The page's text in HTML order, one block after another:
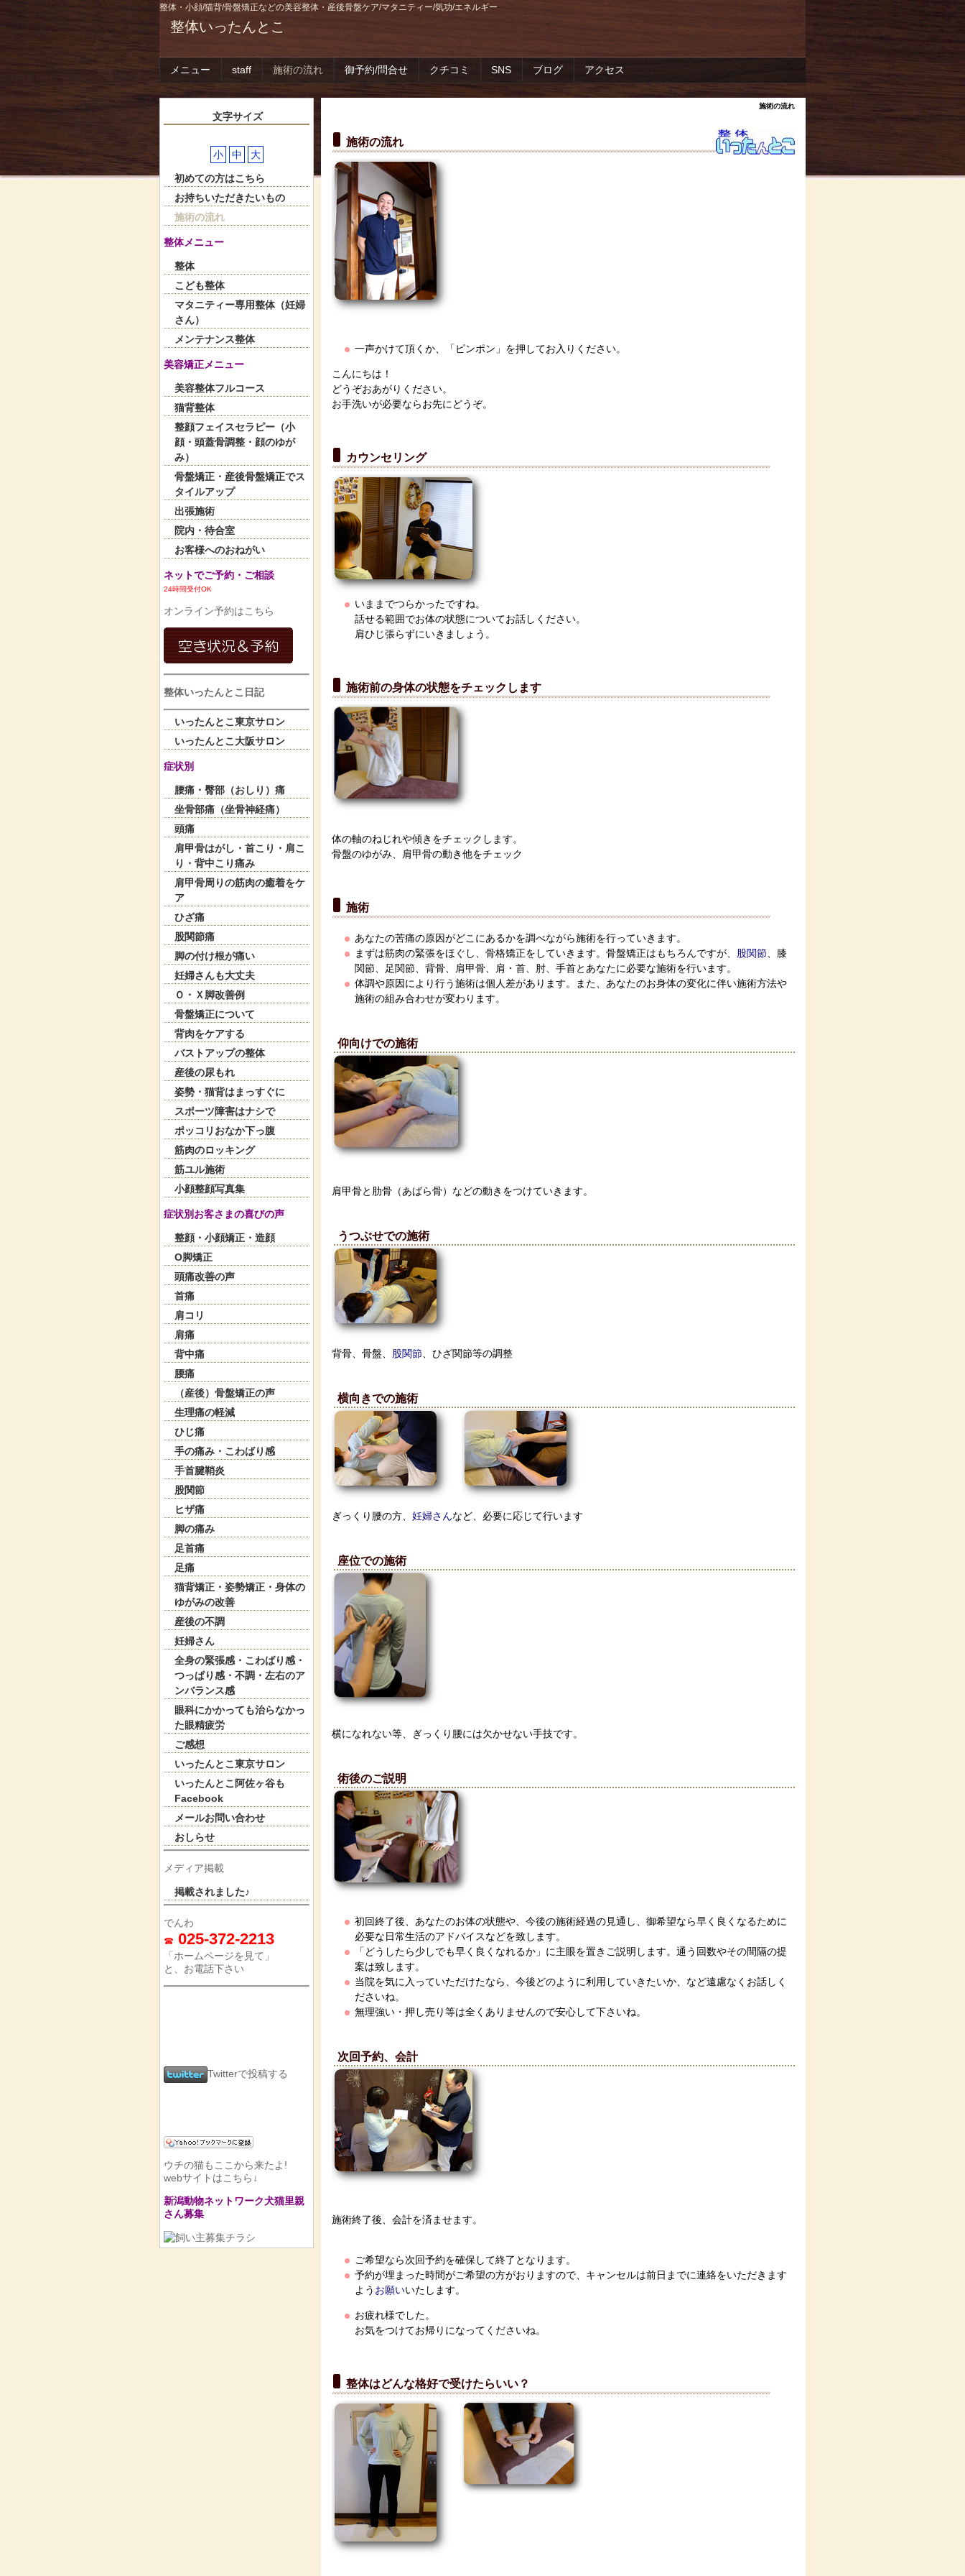
整体・小顔/猫背/骨盤矯正などの美容整体・産後骨盤ケア/マタニティー/気功/エネルギー
整体いったんとこ
メニュー staff 施術の流れ 御予約/問合せ クチコミ SNS ブログ アクセス
施術の流れ
施術の流れ
一声かけて頂くか、「ピンポン」を押してお入りください。
こんにちは！
どうぞおあがりください。
お手洗いが必要ならお先にどうぞ。
カウンセリング
いままでつらかったですね。
話せる範囲でお体の状態についてお話しください。
肩ひじ張らずにいきましょう。
施術前の身体の状態をチェックします
体の軸のねじれや傾きをチェックします。
骨盤のゆがみ、肩甲骨の動き他をチェック
施術
あなたの苦痛の原因がどこにあるかを調べながら施術を行っていきます。
まずは筋肉の緊張をほぐし、骨格矯正をしていきます。骨盤矯正はもちろんですが、 股関節 、膝
関節、足関節、背骨、肩甲骨、肩・首、肘、手首とあなたに必要な施術を行います。
体調や原因により行う施術は個人差があります。また、あなたのお身体の変化に伴い施術方法や
施術の組み合わせが変わります。
仰向けでの施術
肩甲骨と肋骨（あばら骨）などの動きをつけていきます。
うつぶせでの施術
背骨、骨盤、 股関節 、ひざ関節等の調整
横向きでの施術
ぎっくり腰の方、 妊婦さんなど、必要に応じて行います
座位での施術
横になれない等、ぎっくり腰には欠かせない手技です。
術後のご説明
初回終了後、あなたのお体の状態や、今後の施術経過の見通し、御希望なら早く良くなるために
必要な日常生活のアドバイスなどを致します。
「どうしたら少しでも早く良くなれるか」に主眼を置きご説明します。通う回数やその間隔の提
案は致します。
当院を気に入っていただけたなら、今後どのように利用していきたいか、など遠慮なくお話しく
ださいね。
無理強い・押し売り等は全くありませんので安心して下さいね。
次回予約、会計
施術終了後、会計を済ませます。
ご希望なら次回予約を確保して終了となります。
予約が埋まった時間がご希望の方がおりますので、キャンセルは前日までに連絡をいただきます
よう お願いいたします。
お疲れ様でした。
お気をつけてお帰りになってくださいね。
整体はどんな格好で受けたらいい？
文字サイズ
小 中 大
初めての方はこちら
お持ちいただきたいもの
施術の流れ
整体メニュー
整体
こども整体
マタニティー専用整体（妊婦
さん）
メンテナンス整体
美容矯正メニュー
美容整体フルコース
猫背整体
整顔フェイスセラピー（小
顔・頭蓋骨調整・顔のゆが
み）
骨盤矯正・産後骨盤矯正でス
タイルアップ
出張施術
院内・待合室
お客様へのおねがい
ネットでご予約・ご相談
24時間受付OK
オンライン予約はこちら
整体いったんとこ日記
いったんとこ東京サロン
いったんとこ大阪サロン
症状別
腰痛・臀部（おしり）痛
坐骨部痛（坐骨神経痛）
頭痛
肩甲骨はがし・首こり・肩こ
り・背中こり痛み
肩甲骨周りの筋肉の癒着をケ
ア
ひざ痛
股関節痛
脚の付け根が痛い
妊婦さんも大丈夫
Ｏ・Ｘ脚改善例
骨盤矯正について
背肉をケアする
バストアップの整体
産後の尿もれ
姿勢・猫背はまっすぐに
スポーツ障害はナシで
ポッコリおなか下っ腹
筋肉のロッキング
筋ユル施術
小顔整顔写真集
症状別お客さまの喜びの声
整顔・小顔矯正・造顔
O脚矯正
頭痛改善の声
首痛
肩コリ
肩痛
背中痛
腰痛
（産後）骨盤矯正の声
生理痛の軽減
ひじ痛
手の痛み・こわばり感
手首腱鞘炎
股関節
ヒザ痛
脚の痛み
足首痛
足痛
猫背矯正・姿勢矯正・身体の
ゆがみの改善
産後の不調
妊婦さん
全身の緊張感・こわばり感・
つっぱり感・不調・左右のア
ンバランス感
眼科にかかっても治らなかっ
た眼精疲労
ご感想
いったんとこ東京サロン
いったんとこ阿佐ヶ谷も
Facebook
メールお問い合わせ
おしらせ
メディア掲載
掲載されました♪
でんわ
☎ 025-372-2213
「ホームページを見て」
と、お電話下さい
Twitterで投稿する
ウチの猫もここから来たよ!
webサイトはこちら↓
新潟動物ネットワーク犬猫里親
さん募集